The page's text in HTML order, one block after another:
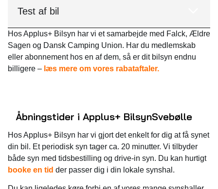
Test af bil
Hos Applus+ Bilsyn har vi et samarbejde med Falck, Ældre
Sagen og Dansk Camping Union. Har du medlemskab
eller abonnement hos en af dem, så er dit bilsyn endnu
billigere – læs mere om vores rabataftaler.
Åbningstider i Applus+ BilsynSvebølle
Hos Applus+ Bilsyn har vi gjort det enkelt for dig at få synet
din bil. Et periodisk syn tager ca. 20 minutter. Vi tilbyder
både syn med tidsbestilling og drive-in syn. Du kan hurtigt
booke en tid der passer dig i din lokale synshal.